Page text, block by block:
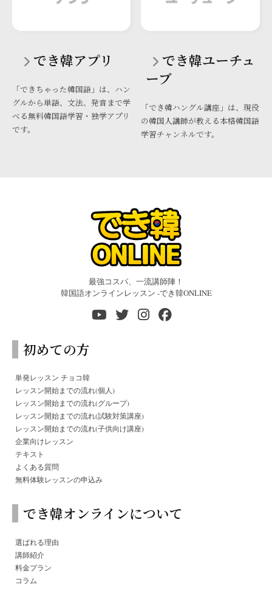
でき韓アプリ
「できちゃった韓国語」は、ハン
グルから単語、文法、発音まで学
べる無料韓国語学習・独学アプリ
です。
でき韓ユーチュ
ーブ
「でき韓ハングル講座」は、現役
の韓国人講師が教える本格韓国語
学習チャンネルです。
最強コスパ、一流講師陣！
韓国語オンラインレッスン -でき韓ONLINE
初めての方
単発レッスン チョコ韓
レッスン開始までの流れ(個人)
レッスン開始までの流れ(グループ)
レッスン開始までの流れ(試験対策講座)
レッスン開始までの流れ(子供向け講座)
企業向けレッスン
テキスト
よくある質問
無料体験レッスンの申込み
でき韓オンラインについて
選ばれる理由
講師紹介
料金プラン
コラム